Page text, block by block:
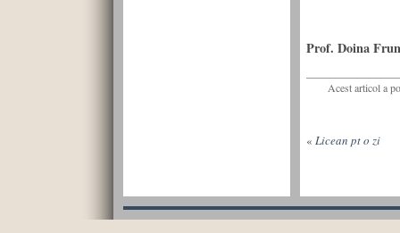
Prof. Doina
Acest articol a
« Licean pt o zi